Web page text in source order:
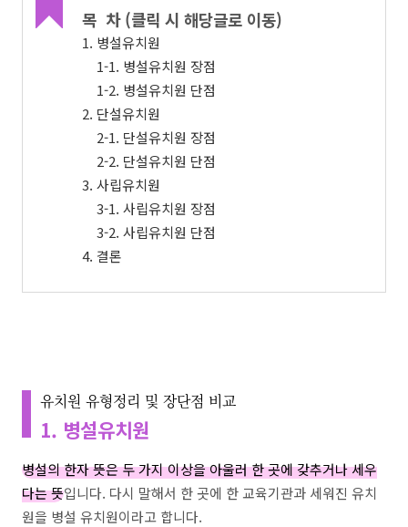
목 차 (클릭 시 해당글로 이동)
1. 병설유치원
1-1. 병설유치원 장점
1-2. 병설유치원 단점
2. 단설유치원
2-1. 단설유치원 장점
2-2. 단설유치원 단점
3. 사립유치원
3-1. 사립유치원 장점
3-2. 사립유치원 단점
4. 결론
유치원 유형정리 및 장단점 비교
1. 병설유치원
병설의 한자 뜻은 두 가지 이상을 아울러 한 곳에 갖추거나 세우
다는 뜻입니다. 다시 말해서 한 곳에 한 교육기관과 세워진 유치
원을 병설 유치원이라고 합니다.